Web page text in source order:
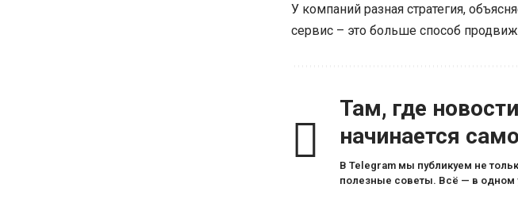
У компаний разная стратегия,
сервис – это больше способ
Там, где
начинается
В Telegram мы публикуем не
полезные советы. Всё — в одном